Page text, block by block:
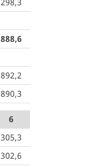
888,6
892,2
890,3
6
305,3
302,6